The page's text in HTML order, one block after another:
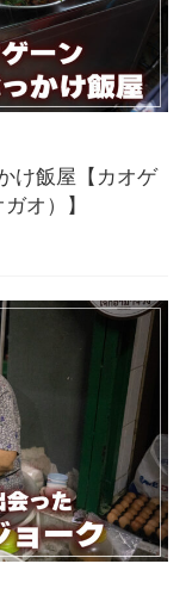
け飯屋【カオゲ
オ）】